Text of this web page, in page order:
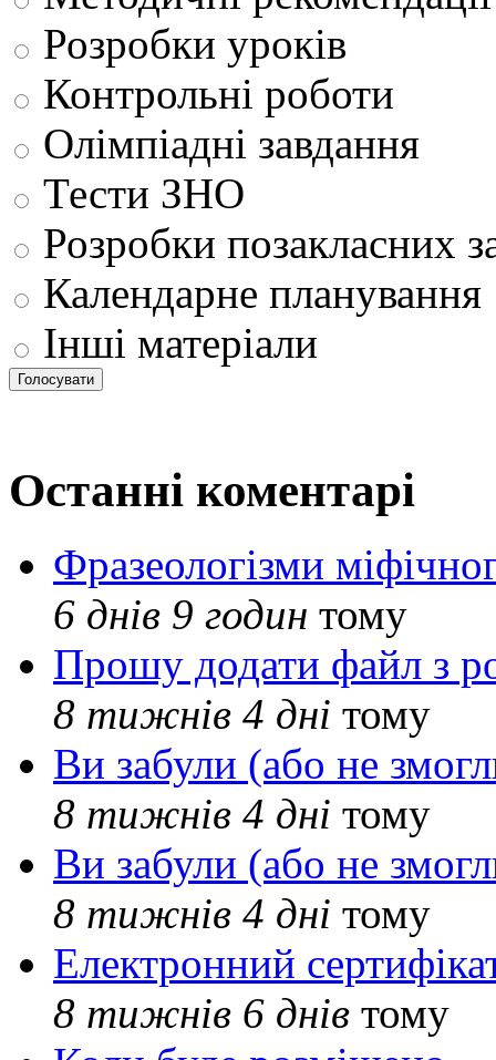
Розробки уроків
Контрольні роботи
Олімпіадні завдання
Тести ЗНО
Розробки позакласних
Календарне планування
Інші матеріали
Останні коментарі
Фразеологізми
6 днів 9 годин тому
Прошу додати файл з
8 тижнів 4 дні тому
Ви забули (або не
8 тижнів 4 дні тому
Ви забули (або не
8 тижнів 4 дні тому
Електронний
8 тижнів 6 днів тому